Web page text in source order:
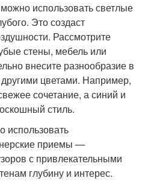
использовать светлые
Это создаст
Рассмотрите
стены, мебель или
внесите разнообразие в
цветами. Например,
сочетание, а синий и
стиль.
использовать
приемы —
с привлекательными
глубину и интерес.